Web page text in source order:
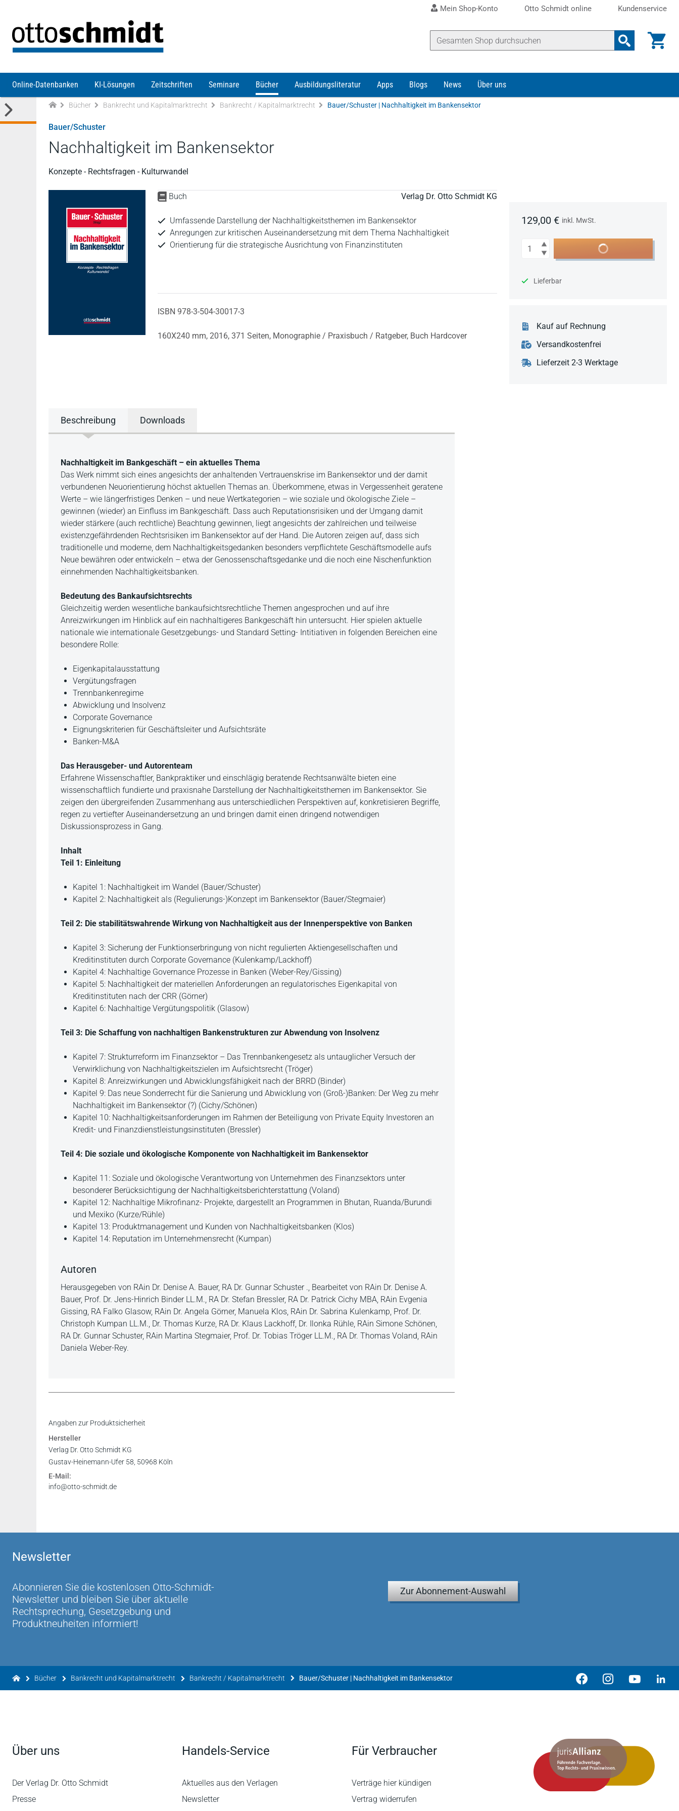
Mein Shop-Konto Otto Schmidt online Kundenservice
Online-Datenbanken KI-Lösungen Zeitschriften Seminare Bücher Ausbildungsliteratur Apps Blogs News Über uns
Bücher Bankrecht und Kapitalmarktrecht Bankrecht / Kapitalmarktrecht Bauer/Schuster | Nachhaltigkeit im Bankensektor
Bauer/Schuster
Nachhaltigkeit im Bankensektor
Konzepte - Rechtsfragen - Kulturwandel
Buch Verlag Dr. Otto Schmidt KG
Umfassende Darstellung der Nachhaltigkeitsthemen im Bankensektor
Anregungen zur kritischen Auseinandersetzung mit dem Thema Nachhaltigkeit
Orientierung für die strategische Ausrichtung von Finanzinstituten
ISBN 978-3-504-30017-3
160X240 mm, 2016, 371 Seiten, Monographie / Praxisbuch / Ratgeber, Buch Hardcover
129,00 € inkl. MwSt.
Anzahl In den Warenkorb
Lieferbar
Kauf auf Rechnung
Versandkostenfrei
Lieferzeit 2-3 Werktage
Beschreibung Downloads
Beschreibung
Nachhaltigkeit im Bankgeschäft – ein aktuelles Thema
Das Werk nimmt sich eines angesichts der anhaltenden Vertrauenskrise im Bankensektor und der damit
verbundenen Neuorientierung höchst aktuellen Themas an. Überkommene, etwas in Vergessenheit geratene
Werte – wie längerfristiges Denken – und neue Wertkategorien – wie soziale und ökologische Ziele –
gewinnen (wieder) an Einfluss im Bankgeschäft. Dass auch Reputationsrisiken und der Umgang damit
wieder stärkere (auch rechtliche) Beachtung gewinnen, liegt angesichts der zahlreichen und teilweise
existenzgefährdenden Rechtsrisiken im Bankensektor auf der Hand. Die Autoren zeigen auf, dass sich
traditionelle und moderne, dem Nachhaltigkeitsgedanken besonders verpflichtete Geschäftsmodelle aufs
Neue bewähren oder entwickeln – etwa der Genossenschaftsgedanke und die noch eine Nischenfunktion
einnehmenden Nachhaltigkeitsbanken.
Bedeutung des Bankaufsichtsrechts
Gleichzeitig werden wesentliche bankaufsichtsrechtliche Themen angesprochen und auf ihre
Anreizwirkungen im Hinblick auf ein nachhaltigeres Bankgeschäft hin untersucht. Hier spielen aktuelle
nationale wie internationale Gesetzgebungs- und Standard Setting- Intitiativen in folgenden Bereichen eine
besondere Rolle:
Eigenkapitalausstattung
Vergütungsfragen
Trennbankenregime
Abwicklung und Insolvenz
Corporate Governance
Eignungskriterien für Geschäftsleiter und Aufsichtsräte
Banken-M&A
Das Herausgeber- und Autorenteam
Erfahrene Wissenschaftler, Bankpraktiker und einschlägig beratende Rechtsanwälte bieten eine
wissenschaftlich fundierte und praxisnahe Darstellung der Nachhaltigkeitsthemen im Bankensektor. Sie
zeigen den übergreifenden Zusammenhang aus unterschiedlichen Perspektiven auf, konkretisieren Begriffe,
regen zu vertiefter Auseinandersetzung an und bringen damit einen dringend notwendigen
Diskussionsprozess in Gang.
Inhalt
Teil 1: Einleitung
Kapitel 1: Nachhaltigkeit im Wandel (Bauer/Schuster)
Kapitel 2: Nachhaltigkeit als (Regulierungs-)Konzept im Bankensektor (Bauer/Stegmaier)
Teil 2: Die stabilitätswahrende Wirkung von Nachhaltigkeit aus der Innenperspektive von Banken
Kapitel 3: Sicherung der Funktionserbringung von nicht regulierten Aktiengesellschaften und
Kreditinstituten durch Corporate Governance (Kulenkamp/Lackhoff)
Kapitel 4: Nachhaltige Governance Prozesse in Banken (Weber-Rey/Gissing)
Kapitel 5: Nachhaltigkeit der materiellen Anforderungen an regulatorisches Eigenkapital von
Kreditinstituten nach der CRR (Görner)
Kapitel 6: Nachhaltige Vergütungspolitik (Glasow)
Teil 3: Die Schaffung von nachhaltigen Bankenstrukturen zur Abwendung von Insolvenz
Kapitel 7: Strukturreform im Finanzsektor – Das Trennbankengesetz als untauglicher Versuch der
Verwirklichung von Nachhaltigkeitszielen im Aufsichtsrecht (Tröger)
Kapitel 8: Anreizwirkungen und Abwicklungsfähigkeit nach der BRRD (Binder)
Kapitel 9: Das neue Sonderrecht für die Sanierung und Abwicklung von (Groß-)Banken: Der Weg zu mehr
Nachhaltigkeit im Bankensektor (?) (Cichy/Schönen)
Kapitel 10: Nachhaltigkeitsanforderungen im Rahmen der Beteiligung von Private Equity Investoren an
Kredit- und Finanzdienstleistungsinstituten (Bressler)
Teil 4: Die soziale und ökologische Komponente von Nachhaltigkeit im Bankensektor
Kapitel 11: Soziale und ökologische Verantwortung von Unternehmen des Finanzsektors unter
besonderer Berücksichtigung der Nachhaltigkeitsberichterstattung (Voland)
Kapitel 12: Nachhaltige Mikrofinanz- Projekte, dargestellt an Programmen in Bhutan, Ruanda/Burundi
und Mexiko (Kurze/Rühle)
Kapitel 13: Produktmanagement und Kunden von Nachhaltigkeitsbanken (Klos)
Kapitel 14: Reputation im Unternehmensrecht (Kumpan)
Autoren
Herausgegeben von RAin Dr. Denise A. Bauer, RA Dr. Gunnar Schuster ., Bearbeitet von RAin Dr. Denise A.
Bauer, Prof. Dr. Jens-Hinrich Binder LL.M., RA Dr. Stefan Bressler, RA Dr. Patrick Cichy MBA, RAin Evgenia
Gissing, RA Falko Glasow, RAin Dr. Angela Görner, Manuela Klos, RAin Dr. Sabrina Kulenkamp, Prof. Dr.
Christoph Kumpan LL.M., Dr. Thomas Kurze, RA Dr. Klaus Lackhoff, Dr. Ilonka Rühle, RAin Simone Schönen,
RA Dr. Gunnar Schuster, RAin Martina Stegmaier, Prof. Dr. Tobias Tröger LL.M., RA Dr. Thomas Voland, RAin
Daniela Weber-Rey.
Inhaltsverzeichnis
Vorwort
Leseprobe
Angaben zur Produktsicherheit
Hersteller
Verlag Dr. Otto Schmidt KG
Gustav-Heinemann-Ufer 58, 50968 Köln
E-Mail:
info@otto-schmidt.de
Newsletter
Abonnieren Sie die kostenlosen Otto-Schmidt-
Newsletter und bleiben Sie über aktuelle
Rechtsprechung, Gesetzgebung und
Produktneuheiten informiert!
Zur Abonnement-Auswahl
Bücher Bankrecht und Kapitalmarktrecht Bankrecht / Kapitalmarktrecht Bauer/Schuster | Nachhaltigkeit im Bankensektor
Über uns
Der Verlag Dr. Otto Schmidt
Presse
Handels-Service
Aktuelles aus den Verlagen
Newsletter
Für Verbraucher
Verträge hier kündigen
Vertrag widerrufen